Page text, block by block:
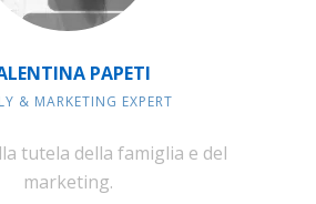
PAPETI
& MARKETING EXPERT
tutela della famiglia e del
marketing.